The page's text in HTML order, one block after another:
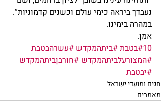
נעבדך ביראה כימי עולם וכשנים קדמוניות”.
במהרה בימינו.
אמן.
#10בטבת
#ביתהמקדש #עשרהבטבת
#המצורעלביתהמקדש #חורבןביתהמקדש
#יבטבת
חגים ומועדי ישראל
מאמרים